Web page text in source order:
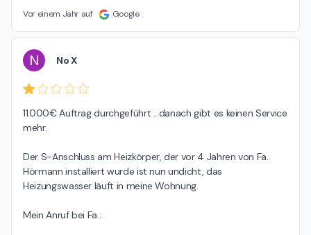
Vor einem Jahr auf Google
N No X
11.000€ Auftrag durchgeführt ...danach gibt es keinen Service
mehr.
Der S-Anschluss am Heizkörper, der vor 4 Jahren von Fa.
Hörmann installiert wurde ist nun undicht, das
Heizungswasser läuft in meine Wohnung.
Mein Anruf bei Fa.: